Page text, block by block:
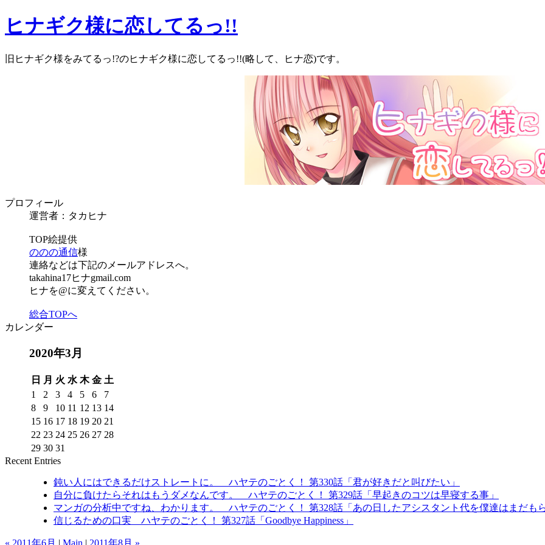
ヒナギク様に恋してるっ!!
旧ヒナギク様をみてるっ!?のヒナギク様に恋してるっ!!(略して、ヒナ恋)です。
プロフィール
運営者：タカヒナ
TOP絵提供
ののの通信様
連絡などは下記のメールアドレスへ。
takahina17ヒナgmail.com
ヒナを@に変えてください。
総合TOPへ
カレンダー
2020年3月
日 月 火 水 木 金 土
1
2 3 4 5 6
7
8
9 10 11 12 13 14
15 16 17 18 19 20 21
22 23 24 25 26 27 28
29 30 31
Recent Entries
鈍い人にはできるだけストレートに。 ハヤテのごとく！ 第330話「君が好きだと叫びたい」
自分に負けたらそれはもうダメなんです。 ハヤテのごとく！ 第329話「早起きのコツは早寝する事」
マンガの分析中ですね、わかります。 ハヤテのごとく！ 第328話「あの日したアシスタント代を僕達はまだも
信じるための口実 ハヤテのごとく！ 第327話「Goodbye Happiness」